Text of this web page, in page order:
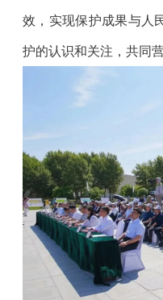
效，实现保护成果与人
护的认识和关注，共同